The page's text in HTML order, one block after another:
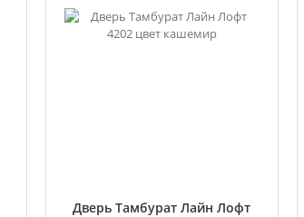
Дверь Тамбурат Лайн Лофт